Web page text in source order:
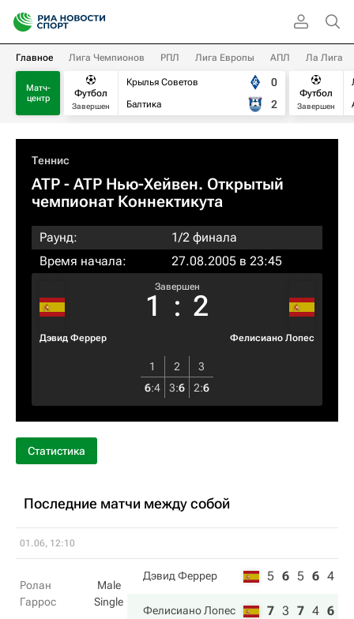
Главное Лига Чемпионов РПЛ Лига Европы АПЛ Ла Лига
Матч-
центр
Футбол
Завершен
Крылья Советов
Балтика
0
2
Футбол
Завершен
Теннис
ATP - ATP Нью-Хейвен. Открытый
чемпионат Коннектикута
Раунд:
1/2 финала
Время начала:
27.08.2005 в 23:45
Дэвид Феррер
Завершен
1 : 2
Фелисиано Лопес
1 2
3
6:4 3:6 2:6
Статистика
Последние матчи между собой
01.06, 12:10
Ролан
Гаррос
Male
Single
Дэвид Феррер 5 6 5 6 4
Фелисиано Лопес 7 3 7 4 6